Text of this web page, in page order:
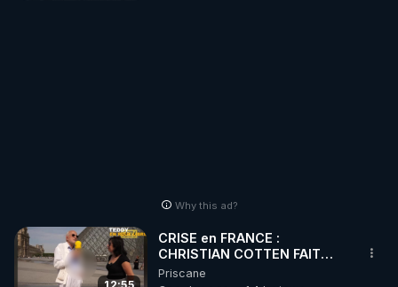
Why this ad?
CRISE en FRANCE :
CHRISTIAN COTTEN FAIT
une étrange découverte
Priscane